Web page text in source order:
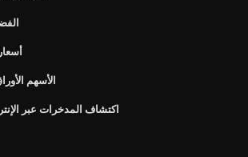
1957
الأسهم
اكتشاف المدخرات عبر